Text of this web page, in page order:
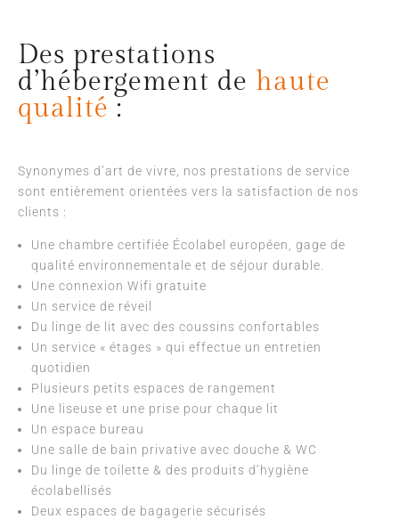
Des prestations
d’hébergement de haute
qualité :
Synonymes d’art de vivre, nos prestations de service
sont entièrement orientées vers la satisfaction de nos
clients :
Une chambre certifiée Écolabel européen, gage de
qualité environnementale et de séjour durable.
Une connexion Wifi gratuite
Un service de réveil
Du linge de lit avec des coussins confortables
Un service « étages » qui effectue un entretien
quotidien
Plusieurs petits espaces de rangement
Une liseuse et une prise pour chaque lit
Un espace bureau
Une salle de bain privative avec douche & WC
Du linge de toilette & des produits d’hygiène
écolabellisés
Deux espaces de bagagerie sécurisés